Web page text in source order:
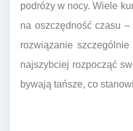
podróży w nocy. Wiele
na oszczędność czasu
rozwiązanie
najszybciej rozpocząć
bywają tańsze, co